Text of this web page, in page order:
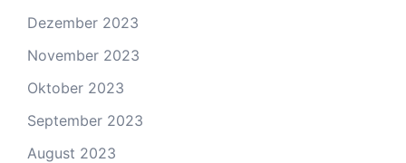
Dezember 2023
November 2023
Oktober 2023
September 2023
August 2023